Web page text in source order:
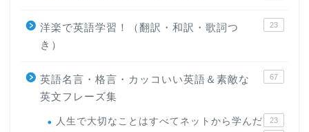
洋楽で英語学習！（翻訳・和訳・歌詞つ
き）
23
英語名言・格言・カッコいい英語＆素敵な
英文フレーズ集
67
人生で大切なことはすべてネットから学んだ 23